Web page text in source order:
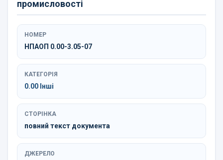
промисловості
НОМЕР
НПАОП 0.00-3.05-07
КАТЕГОРІЯ
0.00 Інші
СТОРІНКА
повний текст документа
ДЖЕРЕЛО